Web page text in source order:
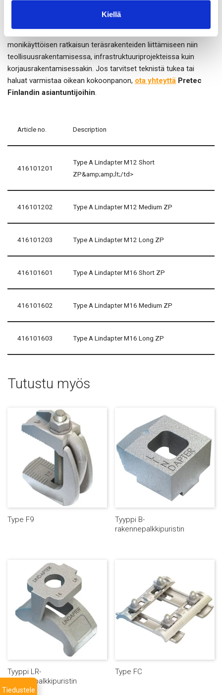
Kiellä
monikäyttöisen ratkaisun teräsrakenteiden liittämiseen niin
teollisuusrakentamisessa, infrastruktuuriprojekteissa kuin
korjausrakentamisessakin. Jos tarvitset teknistä tukea tai
haluat varmistaa oikean kokoonpanon, ota yhteyttä Pretec
Finlandin asiantuntijoihin.
Article no. Description
416101201
Type A Lindapter M12 Short
ZP&amp;amp;lt;/td>
416101202 Type A Lindapter M12 Medium ZP
416101203 Type A Lindapter M12 Long ZP
416101601 Type A Lindapter M16 Short ZP
416101602 Type A Lindapter M16 Medium ZP
416101603 Type A Lindapter M16 Long ZP
Tutustu myös
Type F9
Tyyppi B-
rakennepalkkipuristin
Tyyppi LR-
rakennepalkkipuristin
Type FC
Tiedustele